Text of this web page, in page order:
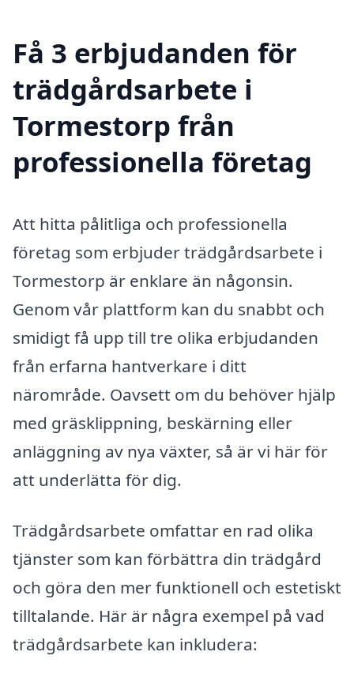
Få 3 erbjudanden för
trädgårdsarbete i
Tormestorp från
professionella företag
Att hitta pålitliga och professionella
företag som erbjuder trädgårdsarbete i
Tormestorp är enklare än någonsin.
Genom vår plattform kan du snabbt och
smidigt få upp till tre olika erbjudanden
från erfarna hantverkare i ditt
närområde. Oavsett om du behöver hjälp
med gräsklippning, beskärning eller
anläggning av nya växter, så är vi här för
att underlätta för dig.
Trädgårdsarbete omfattar en rad olika
tjänster som kan förbättra din trädgård
och göra den mer funktionell och estetiskt
tilltalande. Här är några exempel på vad
trädgårdsarbete kan inkludera: